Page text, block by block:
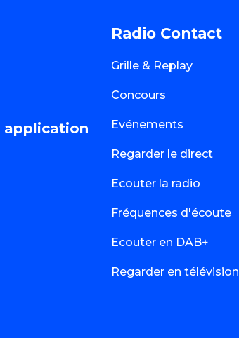
application
Radio Contact
Grille & Replay
Concours
Evénements
Regarder le direct
Ecouter la radio
Fréquences d'écoute
Ecouter en DAB+
Regarder en télévision